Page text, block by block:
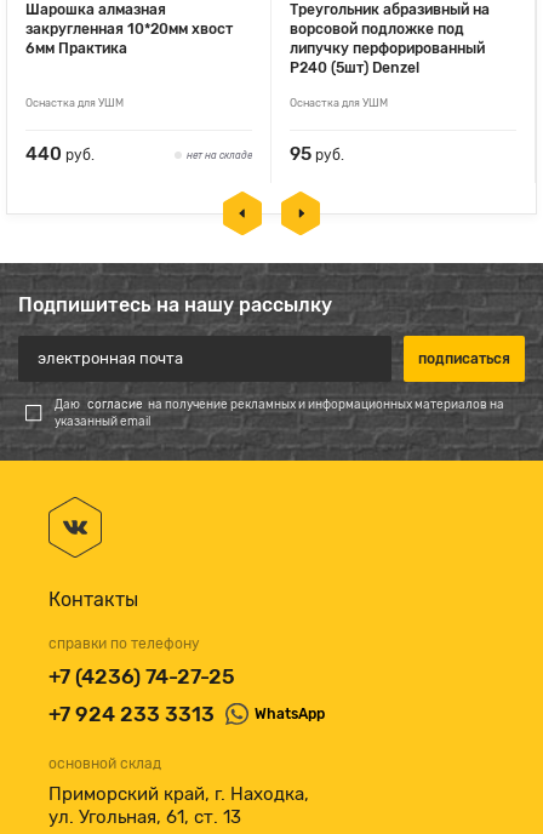
Шарошка алмазная
закругленная 10*20мм хвост
6мм Практика
Оснастка для УШМ
440 руб. нет на складе
Треугольник абразивный на
ворсовой подложке под
липучку перфорированный
P240 (5шт) Denzel
Оснастка для УШМ
95 руб.
Подпишитесь на нашу рассылку
Даю согласие на получение рекламных и информационных материалов на
указанный email
Контакты
справки по телефону
+7 (4236) 74-27-25
+7 924 233 3313
WhatsApp
основной склад
Приморский край, г. Находка,
ул. Угольная, 61, ст. 13